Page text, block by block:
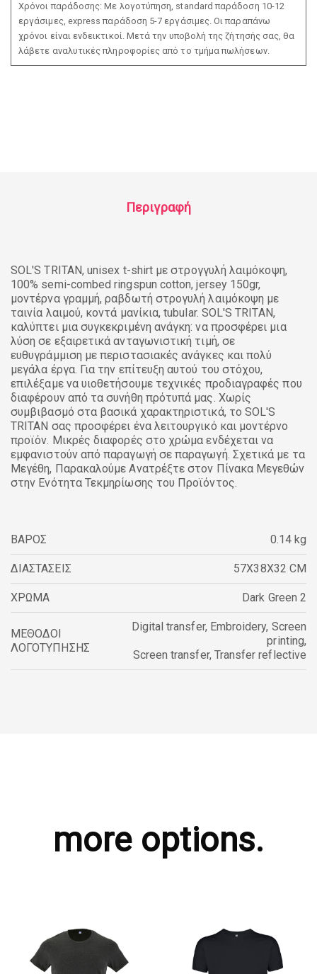
Χρόνοι παράδοσης: Με λογοτύπηση, standard παράδοση 10-12
εργάσιμες, express παράδοση 5-7 εργάσιμες. Οι παραπάνω
χρόνοι είναι ενδεικτικοί. Μετά την υποβολή της ζήτησής σας, θα
λάβετε αναλυτικές πληροφορίες από το τμήμα πωλήσεων.
Περιγραφή
SOL'S TRITAN, unisex t-shirt με στρογγυλή λαιμόκοψη,
100% semi-combed ringspun cotton, jersey 150gr,
μοντέρνα γραμμή, ραβδωτή στρογυλή λαιμόκοψη με
ταινία λαιμού, κοντά μανίκια, tubular. SOL'S TRITAN,
καλύπτει μια συγκεκριμένη ανάγκη: να προσφέρει μια
λύση σε εξαιρετικά ανταγωνιστική τιμή, σε
ευθυγράμμιση με περιστασιακές ανάγκες και πολύ
μεγάλα έργα. Για την επίτευξη αυτού του στόχου,
επιλέξαμε να υιοθετήσουμε τεχνικές προδιαγραφές που
διαφέρουν από τα συνήθη πρότυπά μας. Χωρίς
συμβιβασμό στα βασικά χαρακτηριστικά, το SOL'S
TRITAN σας προσφέρει ένα λειτουργικό και μοντέρνο
προϊόν. Μικρές διαφορές στο χρώμα ενδέχεται να
εμφανιστούν από παραγωγή σε παραγωγή. Σχετικά με τα
Μεγέθη, Παρακαλούμε Ανατρέξτε στον Πίνακα Μεγεθών
στην Ενότητα Τεκμηρίωσης του Προϊόντος.
ΒΑΡΟΣ 0.14 kg
ΔΙΑΣΤΑΣΕΙΣ 57X38X32 CM
ΧΡΩΜΑ Dark Green 2
ΜΕΘΟΔΟΙ
ΛΟΓΟΤΥΠΗΣΗΣ
Digital transfer, Embroidery, Screen
printing,
Screen transfer, Transfer reflective
more options.